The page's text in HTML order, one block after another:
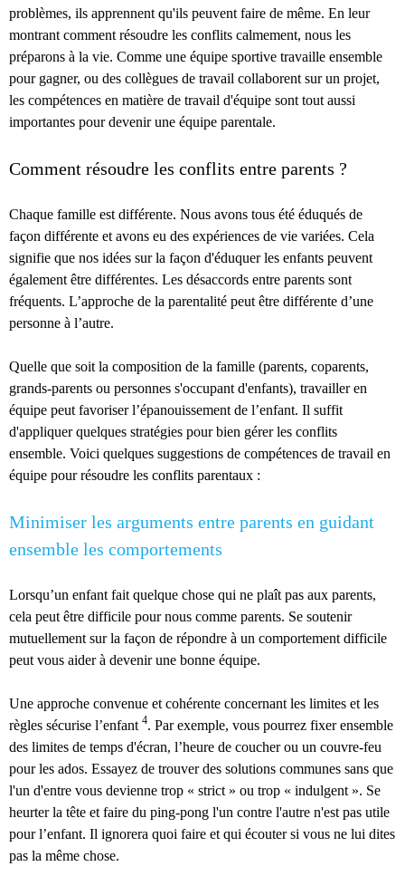
problèmes, ils apprennent qu'ils peuvent faire de même. En leur
montrant comment résoudre les conflits calmement, nous les
préparons à la vie. Comme une équipe sportive travaille ensemble
pour gagner, ou des collègues de travail collaborent sur un projet,
les compétences en matière de travail d'équipe sont tout aussi
importantes pour devenir une équipe parentale.
Comment résoudre les conflits entre parents ?
Chaque famille est différente. Nous avons tous été éduqués de
façon différente et avons eu des expériences de vie variées. Cela
signifie que nos idées sur la façon d'éduquer les enfants peuvent
également être différentes. Les désaccords entre parents sont
fréquents. L’approche de la parentalité peut être différente d’une
personne à l’autre.
Quelle que soit la composition de la famille (parents, coparents,
grands-parents ou personnes s'occupant d'enfants), travailler en
équipe peut favoriser l’épanouissement de l’enfant. Il suffit
d'appliquer quelques stratégies pour bien gérer les conflits
ensemble. Voici quelques suggestions de compétences de travail en
équipe pour résoudre les conflits parentaux :
Minimiser les arguments entre parents en guidant
ensemble les comportements
Lorsqu’un enfant fait quelque chose qui ne plaît pas aux parents,
cela peut être difficile pour nous comme parents. Se soutenir
mutuellement sur la façon de répondre à un comportement difficile
peut vous aider à devenir une bonne équipe.
Une approche convenue et cohérente concernant les limites et les
règles sécurise l’enfant 4. Par exemple, vous pourrez fixer ensemble
des limites de temps d'écran, l’heure de coucher ou un couvre-feu
pour les ados. Essayez de trouver des solutions communes sans que
l'un d'entre vous devienne trop « strict » ou trop « indulgent ». Se
heurter la tête et faire du ping-pong l'un contre l'autre n'est pas utile
pour l’enfant. Il ignorera quoi faire et qui écouter si vous ne lui dites
pas la même chose.